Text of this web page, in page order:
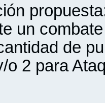
un
de
o 2 para